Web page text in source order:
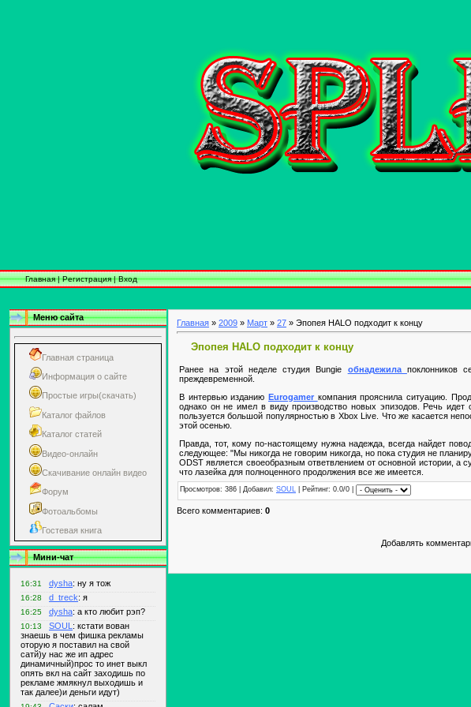
Главная|Регистрация|Вход
Меню сайта
Главная страница
Информация о сайте
Простые игры(скачать)
Каталог файлов
Каталог статей
Видео-онлайн
Скачивание онлайн видео
Форум
Фотоальбомы
Гостевая книга
Мини-чат
Главная » 2009 » Март » 27 » Эпопея HALO подходит к концу
Эпопея HALO подходит к концу
Ранее на этой неделе студия Bungie обнадежила поклонников
преждевременной.
В интервью изданию Eurogamer компания прояснила ситуацию.
однако он не имел в виду производство новых эпизодов. Речь идет
пользуется большой популярностью в Xbox Live. Что же касается
этой осенью.
Правда, тот, кому по-настоящему нужна надежда, всегда найдет
следующее: "Мы никогда не говорим никогда, но пока студия не
ODST является своеобразным ответвлением от основной истории, а
что лазейка для полноценного продолжения все же имеется.
Просмотров: 386 | Добавил: SOUL | Рейтинг: 0.0/0 |
Всего комментариев: 0
Добавлять